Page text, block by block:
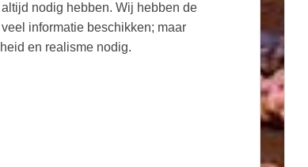
nodig hebben. Wij hebben de
informatie beschikken; maar
en realisme nodig.